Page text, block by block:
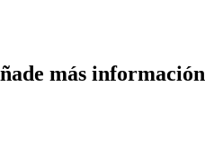
más información